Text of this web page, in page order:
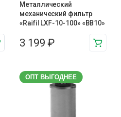
Металлический
механический фильтр
«Raifil LXF-10-100» «BB10»
3 199 ₽
ОПТ ВЫГОДНЕЕ